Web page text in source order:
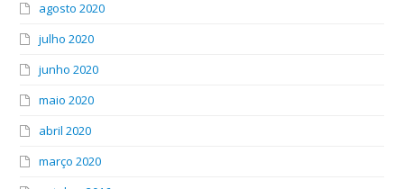
agosto 2020
julho 2020
junho 2020
maio 2020
abril 2020
março 2020